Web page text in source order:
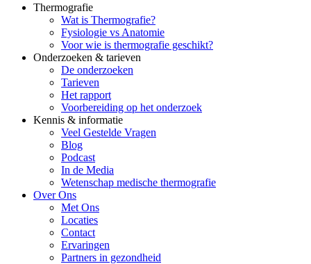
Thermografie
Wat is Thermografie?
Fysiologie vs Anatomie
Voor wie is thermografie geschikt?
Onderzoeken & tarieven
De onderzoeken
Tarieven
Het rapport
Voorbereiding op het onderzoek
Kennis & informatie
Veel Gestelde Vragen
Blog
Podcast
In de Media
Wetenschap medische thermografie
Over Ons
Met Ons
Locaties
Contact
Ervaringen
Partners in gezondheid